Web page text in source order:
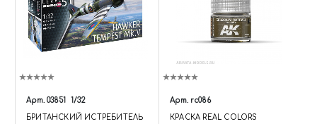
Арт. 03851 1/32
БРИТАНСКИЙ ИСТРЕБИТЕЛЬ
Арт. rc086
КРАСКА REAL COLORS